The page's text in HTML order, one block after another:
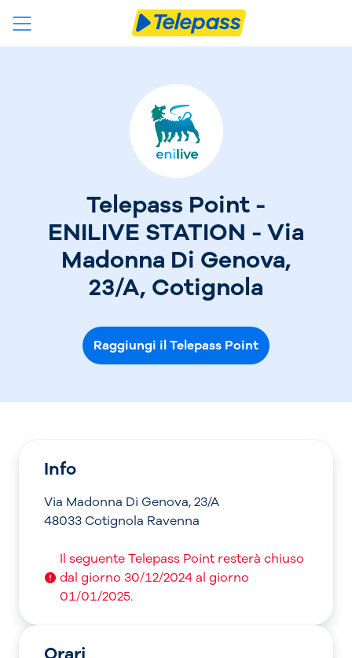
Telepass Point -
ENILIVE STATION - Via
Madonna Di Genova,
23/A, Cotignola
Raggiungi il Telepass Point
Info
Via Madonna Di Genova, 23/A
48033 Cotignola Ravenna
Il seguente Telepass Point resterà chiuso
dal giorno 30/12/2024 al giorno
01/01/2025.